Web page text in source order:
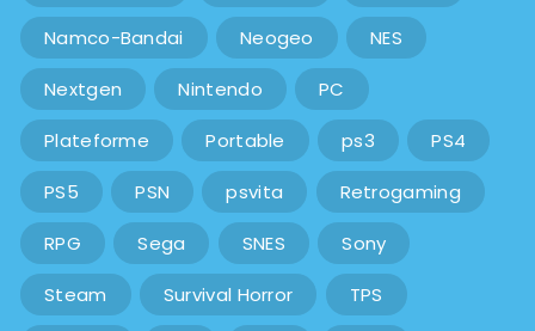
Namco-Bandai Neogeo NES
Nextgen Nintendo PC
Plateforme Portable ps3 PS4
PS5 PSN psvita Retrogaming
RPG Sega SNES Sony
Steam Survival Horror TPS